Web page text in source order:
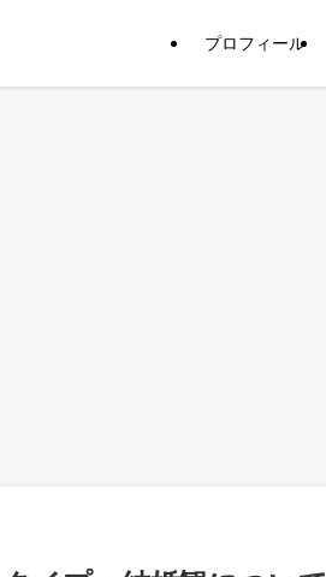
プロフィール